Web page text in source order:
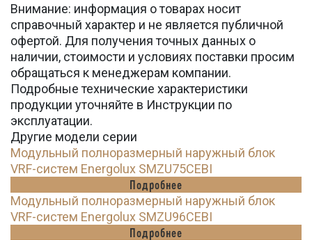
Внимание: информация о товарах носит
справочный характер и не является публичной
офертой. Для получения точных данных о
наличии, стоимости и условиях поставки просим
обращаться к менеджерам компании.
Подробные технические характеристики
продукции уточняйте в Инструкции по
эксплуатации.
Другие модели серии
Модульный полноразмерный наружный блок
VRF-систем Energolux SMZU75CEBI
Подробнее
Модульный полноразмерный наружный блок
VRF-систем Energolux SMZU96CEBI
Подробнее